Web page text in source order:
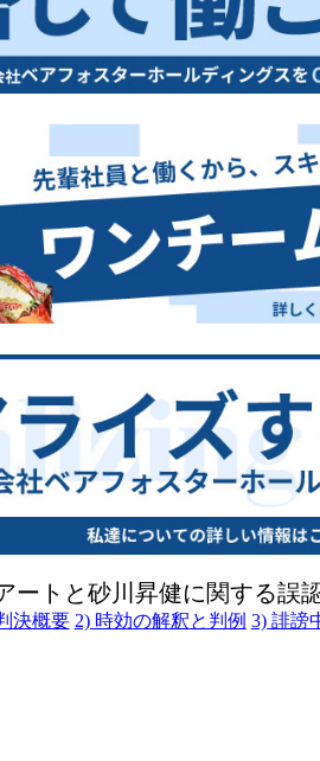
ートと砂川昇健に関する誤
決概要 2) 時効の解釈と判例 3) 誹謗